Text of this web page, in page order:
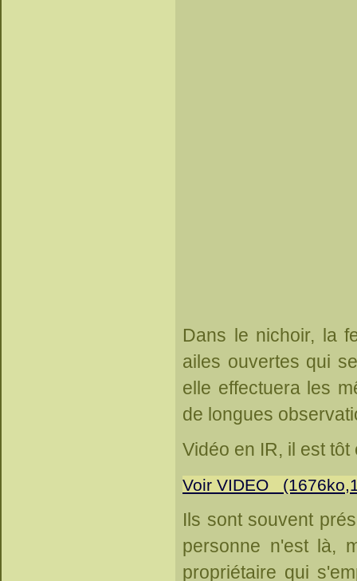
Dans le nichoir, la
ailes ouvertes qui
elle effectuera les
de longues
Vidéo en IR, il est
Voir VIDEO
Ils sont souvent
personne n'est là,
propriétaire qui